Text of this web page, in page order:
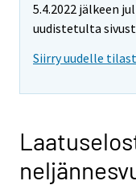
5.4.2022 jälkeen
uudistetulta
Siirry uudelle